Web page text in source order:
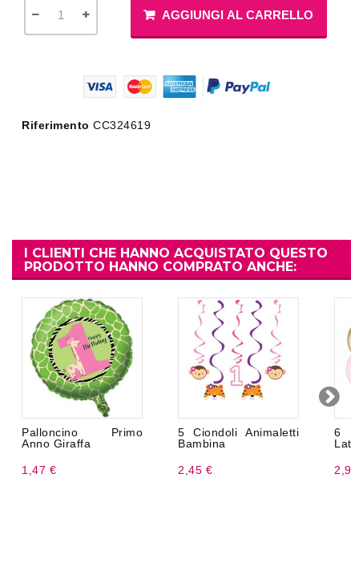
AGGIUNGI AL CARRELLO
Riferimento CC324619
I CLIENTI CHE HANNO ACQUISTATO QUESTO
PRODOTTO HANNO COMPRATO ANCHE:
Palloncino Primo
Anno Giraffa
1,47 €
5 Ciondoli Animaletti
Bambina
2,45 €
6